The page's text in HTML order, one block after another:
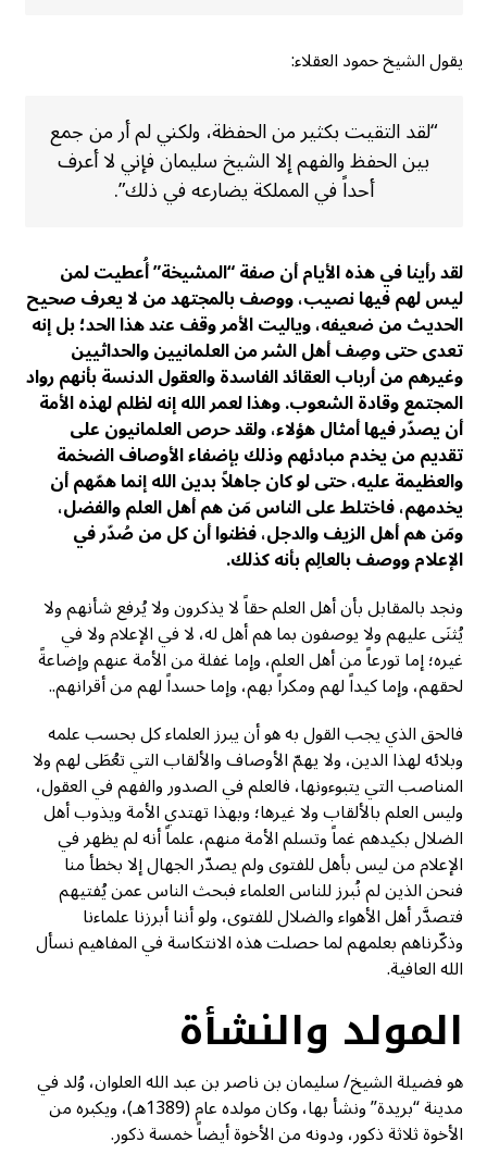
يقول الشيخ حمود العقلاء:
“لقد التقيت بكثير من الحفظة، ولكني لم أر من جمع
بين الحفظ والفهم إلا الشيخ سليمان فإني لا أعرف
أحداً في المملكة يضارعه في ذلك”.
لقد رأينا في هذه الأيام أن صفة “المشيخة” أُعطيت لمن
ليس لهم فيها نصيب، ووصف بالمجتهد من لا يعرف صحيح
الحديث من ضعيفه، وياليت الأمر وقف عند هذا الحد؛ بل إنه
تعدى حتى وصِف أهل الشر من العلمانيين والحداثيين
وغيرهم من أرباب العقائد الفاسدة والعقول الدنسة بأنهم رواد
المجتمع وقادة الشعوب. وهذا لعمر الله إنه لظلم لهذه الأمة
أن يصدّر فيها أمثال هؤلاء، ولقد حرص العلمانيون على
تقديم من يخدم مبادئهم وذلك بإضفاء الأوصاف الضخمة
والعظيمة عليه، حتى لو كان جاهلاً بدين الله إنما همّهم أن
يخدمهم، فاختلط على الناس مَن هم أهل العلم والفضل،
ومَن هم أهل الزيف والدجل، فظنوا أن كل من صُدّر في
الإعلام ووصف بالعالِم بأنه كذلك.
ونجد بالمقابل بأن أهل العلم حقاً لا يذكرون ولا يُرفع شأنهم ولا
يُثنَى عليهم ولا يوصفون بما هم أهل له، لا في الإعلام ولا في
غيره؛ إما تورعاً من أهل العلم، وإما غفلة من الأمة عنهم وإضاعةً
لحقهم، وإما كيداً لهم ومكراً بهم، وإما حسداً لهم من أقرانهم..
فالحق الذي يجب القول به هو أن يبرز العلماء كل بحسب علمه
وبلائه لهذا الدين، ولا يهمّ الأوصاف والألقاب التي تعُطَى لهم ولا
المناصب التي يتبوءونها، فالعلم في الصدور والفهم في العقول،
وليس العلم بالألقاب ولا غيرها؛ وبهذا تهتدي الأمة ويذوب أهل
الضلال بكيدهم غماً وتسلم الأمة منهم، علماً أنه لم يظهر في
الإعلام من ليس بأهل للفتوى ولم يصدّر الجهال إلا بخطأ منا
فنحن الذين لم نُبرز للناس العلماء فبحث الناس عمن يُفتيهم
فتصدَّر أهل الأهواء والضلال للفتوى، ولو أننا أبرزنا علماءنا
وذكّرناهم بعلمهم لما حصلت هذه الانتكاسة في المفاهيم نسأل
الله العافية.
المولد والنشأة
هو فضيلة الشيخ/ سليمان بن ناصر بن عبد الله العلوان، وُلد في
مدينة “بريدة” ونشأ بها، وكان مولده عام (1389هـ)، ويكبره من
الأخوة ثلاثة ذكور، ودونه من الأخوة أيضاً خمسة ذكور.